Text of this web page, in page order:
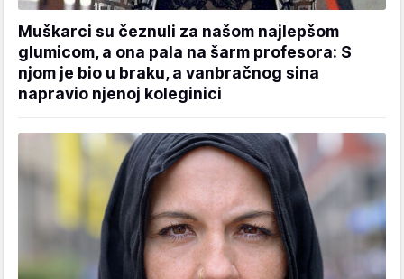
Muškarci su čeznuli za našom najlepšom
glumicom, a ona pala na šarm profesora: S
njom je bio u braku, a vanbračnog sina
napravio njenoj koleginici